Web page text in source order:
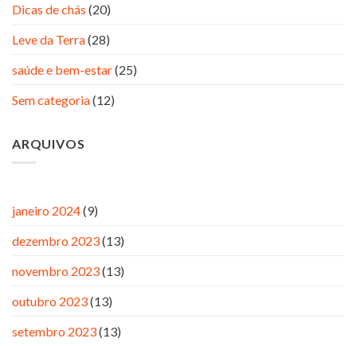
Dicas de chás (20)
Leve da Terra(28)
saúde e bem-estar(25)
Sem categoria(12)
ARQUIVOS
janeiro 2024(9)
dezembro 2023(13)
novembro 2023(13)
outubro 2023(13)
setembro 2023(13)